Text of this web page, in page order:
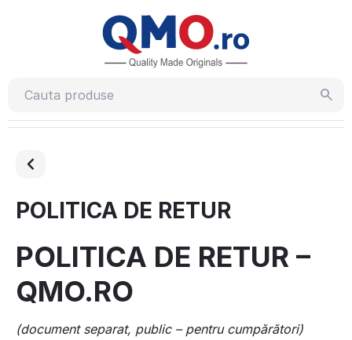
POLITICA DE RETUR
POLITICA DE RETUR –
QMO.RO
(document separat, public – pentru cumpărători)